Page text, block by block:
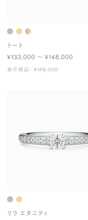
トート
¥133,000 〜 ¥148,000
表示商品： ¥148,000
リラ エタニティ